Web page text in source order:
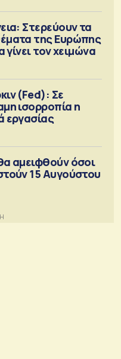
Στερεύουν τα
της Ευρώπης
γίνει τον χειμώνα
(Fed): Σε
ισορροπία η
εργασίας
αμειφθούν όσοι
15 Αυγούστου